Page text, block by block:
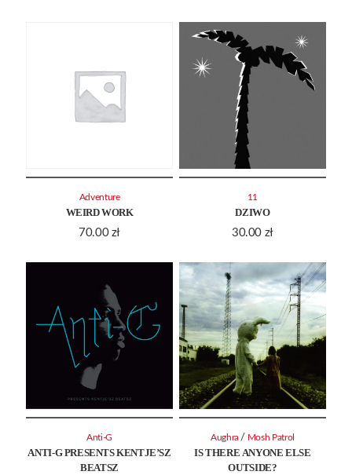
WEIRD WORK
70.00 zł
Adventure
DZIWO
30.00 zł
11
ANTI-G PRESENTS KENTJE’SZ
BEATSZ
Anti-G
IS THERE ANYONE ELSE
OUTSIDE?
Aughra / Mosh Patrol